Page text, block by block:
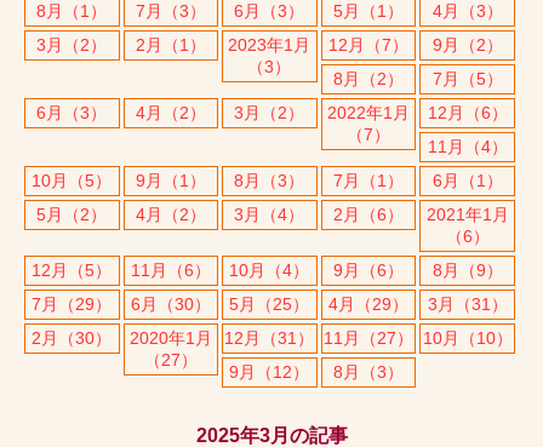
8月（1）
7月（3） 6月（3） 5月（1）
4月（3）
3月（2）
2月（1）
2023年1月
（3）
12月（7）
9月（2）
8月（2）
7月（5）
6月（3）
4月（2） 3月（2）
2022年1月
（7）
12月（6）
11月（4）
10月（5）
9月（1） 8月（3） 7月（1）
6月（1）
5月（2）
4月（2） 3月（4） 2月（6）
2021年1月
（6）
12月（5）
11月（6） 10月（4） 9月（6）
8月（9）
7月（29）
6月（30） 5月（25） 4月（29）
3月（31）
2月（30）
2020年1月
（27）
12月（31） 11月（27）
10月（10）
9月（12）
8月（3）
2025年3月の記事